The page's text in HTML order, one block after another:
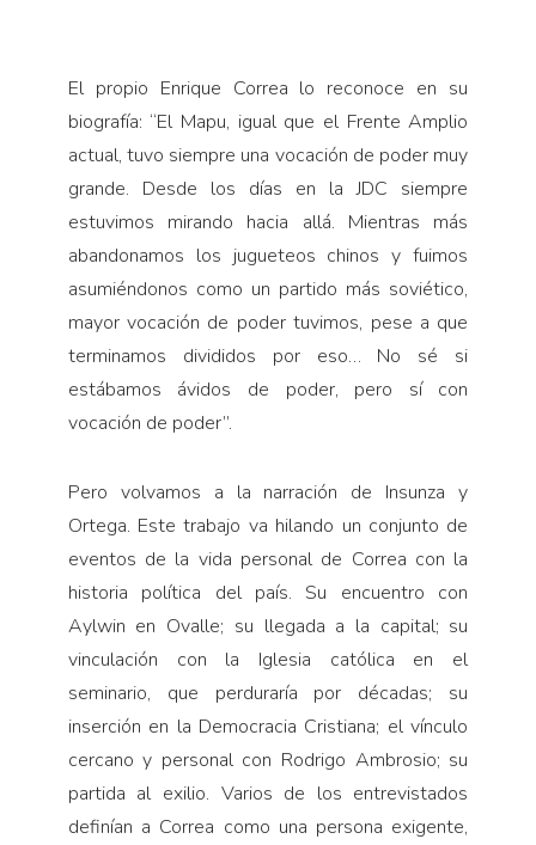
El propio Enrique Correa lo reconoce en su
biografía: “El Mapu, igual que el Frente Amplio
actual, tuvo siempre una vocación de poder muy
grande. Desde los días en la JDC siempre
estuvimos mirando hacia allá. Mientras más
abandonamos los jugueteos chinos y fuimos
asumiéndonos como un partido más soviético,
mayor vocación de poder tuvimos, pese a que
terminamos divididos por eso… No sé si
estábamos ávidos de poder, pero sí con
vocación de poder”.
Pero volvamos a la narración de Insunza y
Ortega. Este trabajo va hilando un conjunto de
eventos de la vida personal de Correa con la
historia política del país. Su encuentro con
Aylwin en Ovalle; su llegada a la capital; su
vinculación con la Iglesia católica en el
seminario, que perduraría por décadas; su
inserción en la Democracia Cristiana; el vínculo
cercano y personal con Rodrigo Ambrosio; su
partida al exilio. Varios de los entrevistados
definían a Correa como una persona exigente,